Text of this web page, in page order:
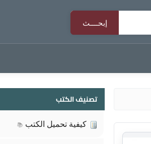
تصنيف الكتب
كيفية تحميل الكتب 📚